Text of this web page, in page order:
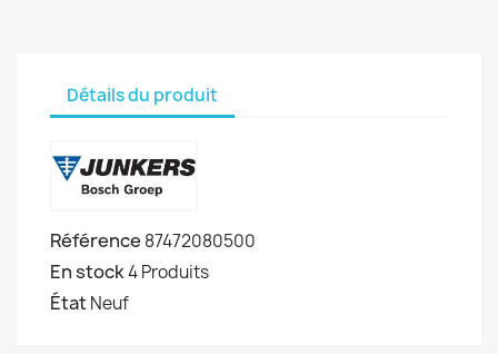
Détails du produit
Référence 87472080500
En stock4 Produits
ÉtatNeuf